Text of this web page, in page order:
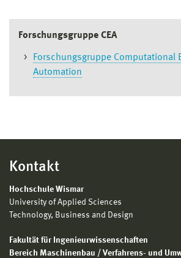
Forschungsgruppe CEA
Forschungsgruppe Computational
Automation
Kontakt
Hochschule Wismar
University of Applied Sciences
Technology, Business and Design
Fakultät für Ingenieurwissenschaften
Bereich Maschinenbau / Verfahrens- und